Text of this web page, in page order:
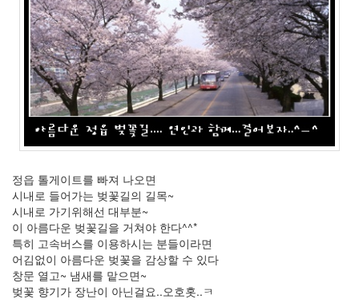
정읍 톨게이트를 빠져 나오면
시내로 들어가는 벚꽃길의 길목~
시내로 가기위해선 대부분~
이 아름다운 벚꽃길을 거쳐야 한다^^*
특히 고속버스를 이용하시는 분들이라면
어김없이 아름다운 벚꽃을 감상할 수 있다
창문 열고~ 냄새를 맡으면~
벚꽃 향기가 장난이 아닌걸요..오호홋..ㅋ
Design
Tatter
10
Web
10
Apple
1
Tatter
Tip
10